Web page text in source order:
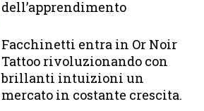
dell’apprendimento
Facchinetti entra in Or Noir
Tattoo rivoluzionando con
brillanti intuizioni un
mercato in costante crescita.